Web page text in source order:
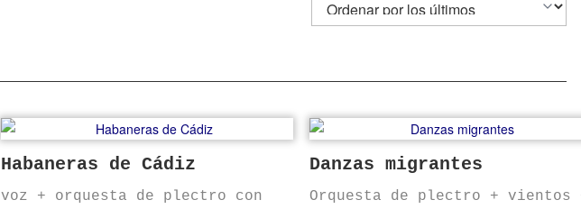
Habaneras de Cádiz
voz + orquesta de plectro con
Danzas migrantes
Orquesta de plectro + vientos